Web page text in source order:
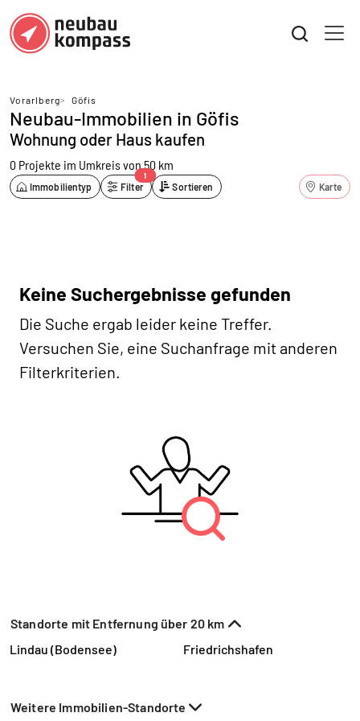
Vorarlberg> Göfis
Neubau-Immobilien in Göfis
Wohnung oder Haus kaufen
0 Projekte im Umkreis von 50 km
Immobilientyp Filter
1
Sortieren Karte
Keine Suchergebnisse gefunden
Die Suche ergab leider keine Treffer.
Versuchen Sie, eine Suchanfrage mit anderen
Filterkriterien.
Standorte mit Entfernung über 20 km
Lindau (Bodensee)
Friedrichshafen
Weitere Immobilien-Standorte